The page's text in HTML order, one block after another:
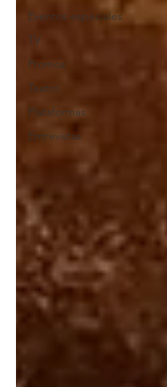
Eventos especiales
TV
Promos
Teatro
Plataformas
Entrevistas